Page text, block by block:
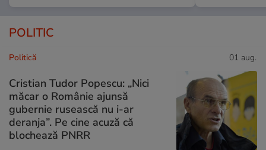
POLITIC
Politică 01 aug.
Cristian Tudor Popescu: „Nici
măcar o Românie ajunsă
gubernie rusească nu i-ar
deranja”. Pe cine acuză că
blochează PNRR